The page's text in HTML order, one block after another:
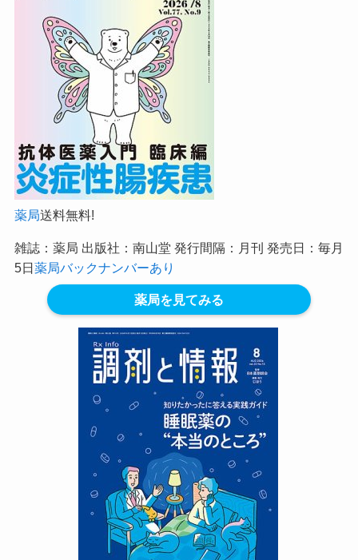
薬局送料無料!
雑誌：薬局 出版社：南山堂 発行間隔：月刊 発売日：毎月
5日薬局バックナンバーあり
薬局を見てみる